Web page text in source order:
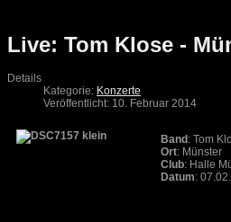
Live: Tom Klose -
Details
Kategorie: Konzerte
Veröffentlicht: 10. Februar 2014
Band : Tom
Ort: Münster
Club: Halle
Datum: